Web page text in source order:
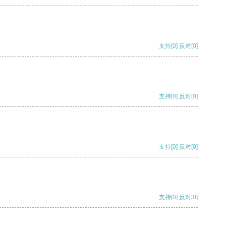
支持[0] 反对[0]
支持[0] 反对[0]
支持[0] 反对[0]
支持[0] 反对[0]